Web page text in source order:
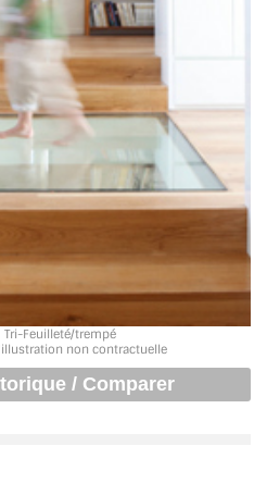
INSPIRATIONS
Tri-Feuilleté/trempé
non contractuelle